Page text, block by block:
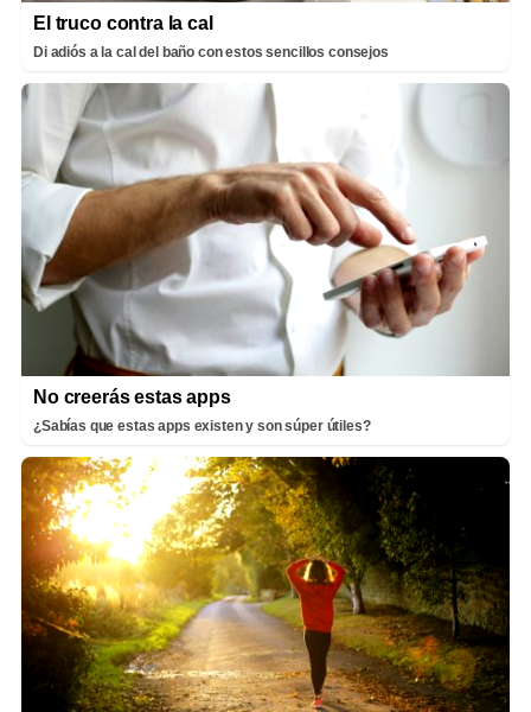
El truco contra la cal
Di adiós a la cal del baño con estos sencillos consejos
No creerás estas apps
¿Sabías que estas apps existen y son súper útiles?